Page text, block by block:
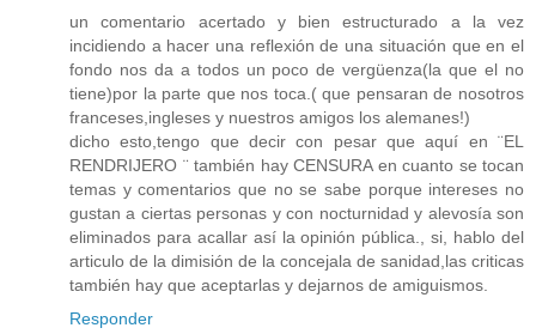
un comentario acertado y bien estructurado a la vez
incidiendo a hacer una reflexión de una situación que en el
fondo nos da a todos un poco de vergüenza(la que el no
tiene)por la parte que nos toca.( que pensaran de nosotros
franceses,ingleses y nuestros amigos los alemanes!)
dicho esto,tengo que decir con pesar que aquí en ¨EL
RENDRIJERO ¨ también hay CENSURA en cuanto se tocan
temas y comentarios que no se sabe porque intereses no
gustan a ciertas personas y con nocturnidad y alevosía son
eliminados para acallar así la opinión pública., si, hablo del
articulo de la dimisión de la concejala de sanidad,las criticas
también hay que aceptarlas y dejarnos de amiguismos.
Responder